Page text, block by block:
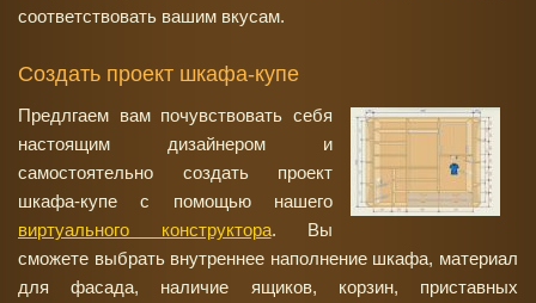
соответствовать вашим вкусам.
Создать проект шкафа-купе
Предлгаем вам почувствовать себя
настоящим дизайнером и
самостоятельно создать проект
шкафа-купе с помощью нашего
виртуального конструктора. Вы
сможете выбрать внутреннее наполнение шкафа, материал
для фасада, наличие ящиков, корзин, приставных